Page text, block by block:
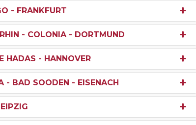
- FRANKFURT
- COLONIA - DORTMUND
HADAS - HANNOVER
- BAD SOODEN - EISENACH